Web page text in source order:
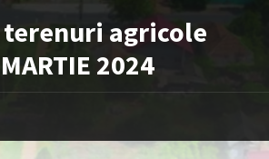
agricole
2024